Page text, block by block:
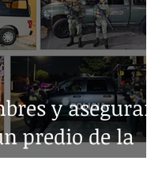
y aseguran
predio de la